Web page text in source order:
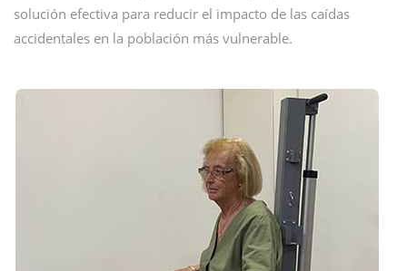
solución efectiva para reducir el impacto de las caídas
accidentales en la población más vulnerable.